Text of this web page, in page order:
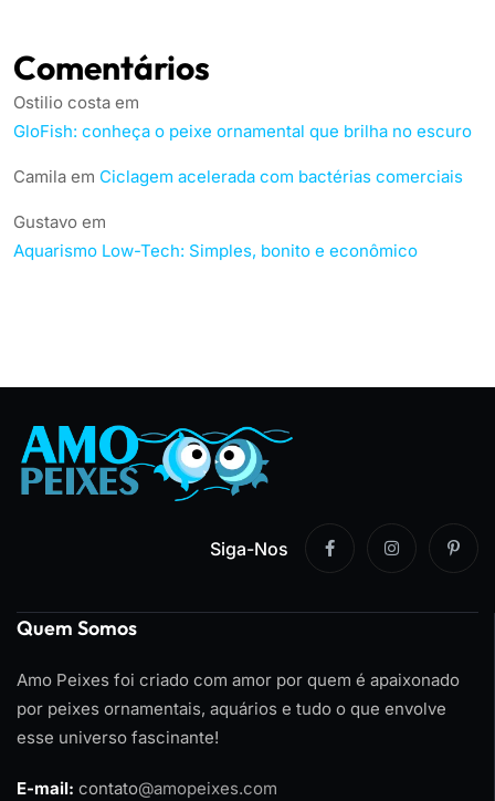
Comentários
Ostilio costa em
GloFish: conheça o peixe ornamental que brilha no escuro
Camila em Ciclagem acelerada com bactérias comerciais
Gustavo em
Aquarismo Low-Tech: Simples, bonito e econômico
Siga-Nos
Quem Somos
Amo Peixes foi criado com amor por quem é apaixonado
por peixes ornamentais, aquários e tudo o que envolve
esse universo fascinante!
E-mail: contato@amopeixes.com